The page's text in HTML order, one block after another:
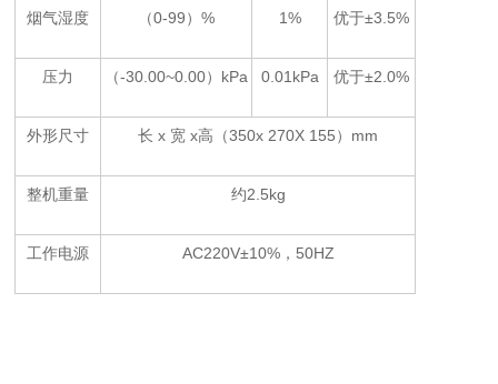
烟气湿度 （0-99）% 1% 优于±3 .5%
压力 （-30.00~0.00）kPa 0.01kPa 优于±2.0%
外形尺寸 长 x 宽 x高（350x 270X 1 55）mm
整机重量 约2. 5kg
工作电源 AC220V±10%，50HZ